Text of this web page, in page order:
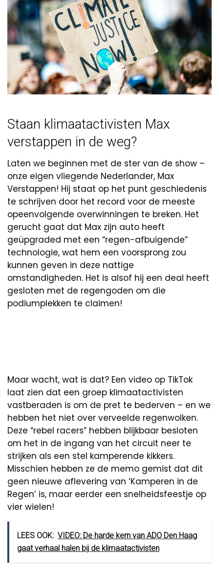
Staan klimaatactivisten Max
verstappen in de weg?
Laten we beginnen met de ster van de show –
onze eigen vliegende Nederlander, Max
Verstappen! Hij staat op het punt geschiedenis
te schrijven door het record voor de meeste
opeenvolgende overwinningen te breken. Het
gerucht gaat dat Max zijn auto heeft
geüpgraded met een “regen-afbuigende”
technologie, wat hem een voorsprong zou
kunnen geven in deze nattige
omstandigheden. Het is alsof hij een deal heeft
gesloten met de regengoden om die
podiumplekken te claimen!
Maar wacht, wat is dat? Een video op TikTok
laat zien dat een groep klimaatactivisten
vastberaden is om de pret te bederven – en we
hebben het niet over verveelde regenwolken.
Deze “rebel racers” hebben blijkbaar besloten
om het in de ingang van het circuit neer te
strijken als een stel kamperende kikkers.
Misschien hebben ze de memo gemist dat dit
geen nieuwe aflevering van ‘Kamperen in de
Regen’ is, maar eerder een snelheidsfeestje op
vier wielen!
LEES OOK: VIDEO: De harde kern van ADO Den Haag
gaat verhaal halen bij de klimaatactivisten